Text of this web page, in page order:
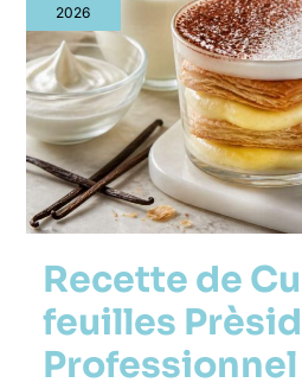
2026
Recette de
feuilles
Professionnel
Mille-
feuilles
Prèsident
Professionnel